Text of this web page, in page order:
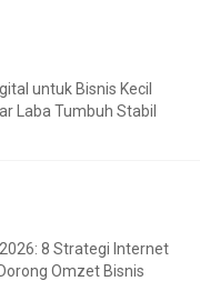
untuk Bisnis Kecil
Laba Tumbuh Stabil
8 Strategi Internet
Omzet Bisnis